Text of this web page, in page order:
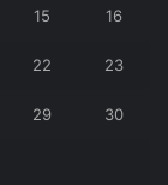
15 16
22 23
29 30